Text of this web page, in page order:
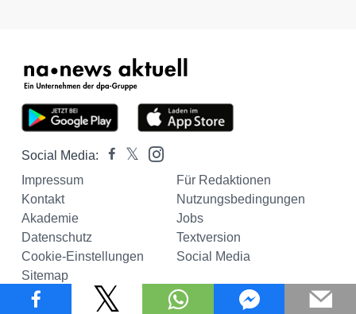
Social Media:
Impressum
Für Redaktionen
Kontakt
Nutzungsbedingungen
Akademie
Jobs
Datenschutz
Textversion
Cookie-Einstellungen
Social Media
Sitemap